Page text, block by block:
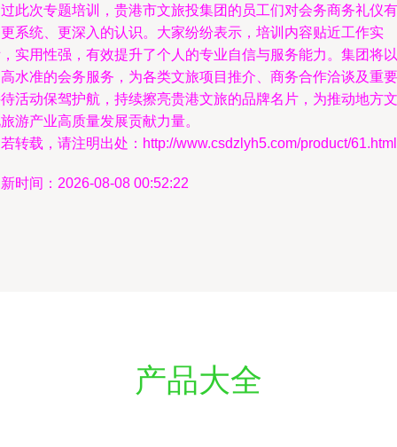
此次专题培训，贵港市文旅投集团的员工们对会务商务礼仪有
系统、更深入的认识。大家纷纷表示，培训内容贴近工作实
实用性强，有效提升了个人的专业自信与服务能力。集团将以
水准的会务服务，为各类文旅项目推介、商务合作洽谈及重要
活动保驾护航，持续擦亮贵港文旅的品牌名片，为推动地方文
游产业高质量发展贡献力量。
转载，请注明出处：http://www.csdzlyh5.com/product/61.html
时间：2026-08-08 00:52:22
产品大全